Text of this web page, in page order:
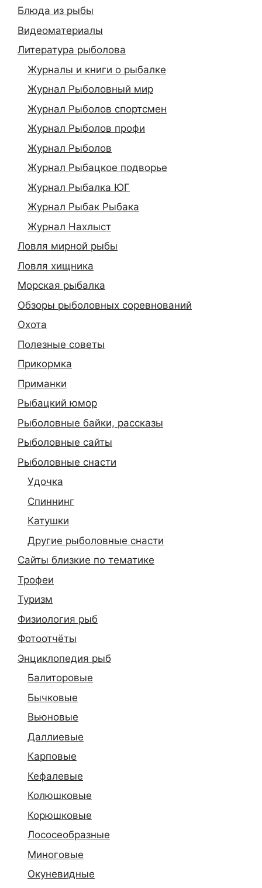
Блюда из рыбы
Видеоматериалы
Литература рыболова
Журналы и книги о рыбалке
Журнал Рыболовный мир
Журнал Рыболов спортсмен
Журнал Рыболов профи
Журнал Рыболов
Журнал Рыбацкое подворье
Журнал Рыбалка ЮГ
Журнал Рыбак Рыбака
Журнал Нахлыст
Ловля мирной рыбы
Ловля хищника
Морская рыбалка
Обзоры рыболовных соревнований
Охота
Полезные советы
Прикормка
Приманки
Рыбацкий юмор
Рыболовные байки, рассказы
Рыболовные сайты
Рыболовные снасти
Удочка
Спиннинг
Катушки
Другие рыболовные снасти
Сайты близкие по тематике
Трофеи
Туризм
Физиология рыб
Фотоотчёты
Энциклопедия рыб
Балиторовые
Бычковые
Вьюновые
Даллиевые
Карповые
Кефалевые
Колюшковые
Корюшковые
Лососеобразные
Миноговые
Окуневидные